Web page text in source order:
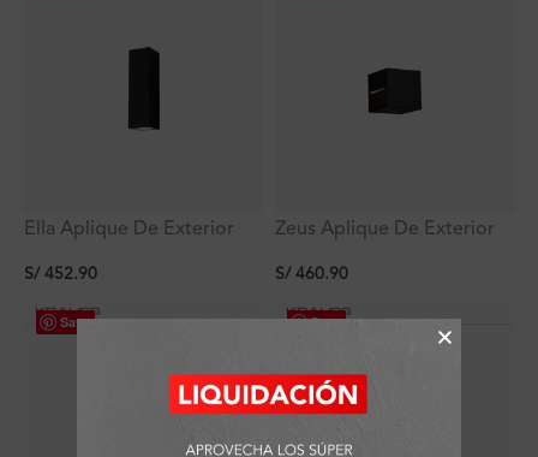
Ella Aplique De Exterior
3000k, 38º, 80x60x180mm,
S/452.90
Zeus Aplique De Exterior
4x3w, 3000k, 8º,
S/460.90
Save Save